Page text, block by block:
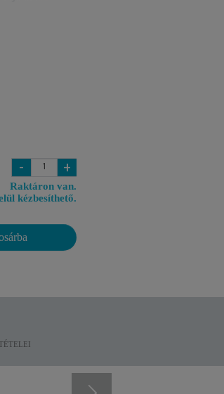
- +
Raktáron van.
kézbesíthető.